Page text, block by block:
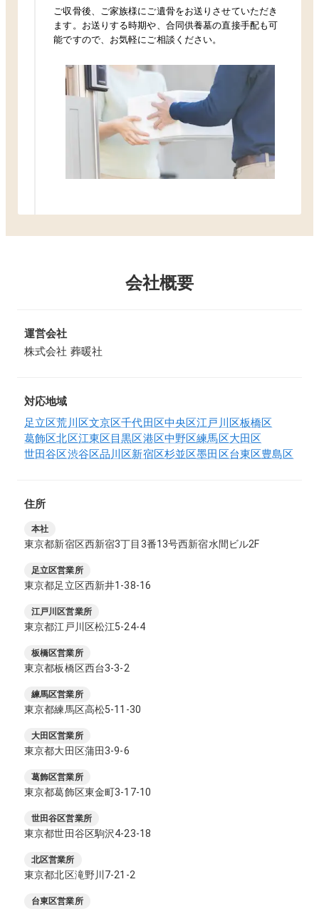
ご収骨後、ご家族様にご遺骨をお送りさせていただき
ます。お送りする時期や、合同供養墓の直接手配も可
能ですので、お気軽にご相談ください。
会社概要
運営会社
株式会社 葬暖社
対応地域
足立区荒川区文京区千代田区中央区江戸川区板橋区
葛飾区北区江東区目黒区港区中野区練馬区大田区
世田谷区渋谷区品川区新宿区杉並区墨田区台東区豊島区
住所
本社
東京都新宿区西新宿3丁目3番13号西新宿水間ビル2F
足立区営業所
東京都足立区西新井1-38-16
江戸川区営業所
東京都江戸川区松江5-24-4
板橋区営業所
東京都板橋区西台3-3-2
練馬区営業所
東京都練馬区高松5-11-30
大田区営業所
東京都大田区蒲田3-9-6
葛飾区営業所
東京都葛飾区東金町3-17-10
世田谷区営業所
東京都世田谷区駒沢4-23-18
北区営業所
東京都北区滝野川7-21-2
台東区営業所